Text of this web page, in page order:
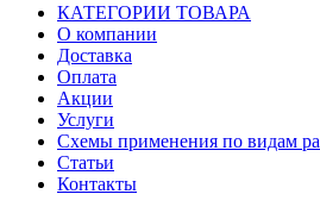
КАТЕГОРИИ ТОВАРА
О компании
Доставка
Оплата
Акции
Услуги
Схемы применения по видам
Статьи
Контакты